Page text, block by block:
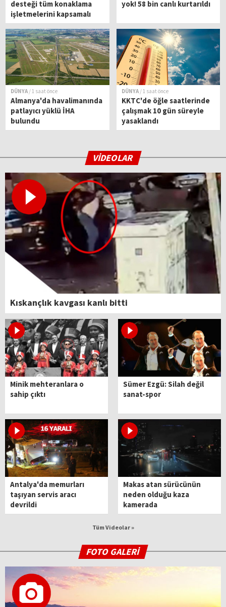
desteği tüm konaklama
işletmelerini kapsamalı
yok! 58 bin canlı kurtarıldı
DÜNYA / 1 saat önce
Almanya'da havalimanında
patlayıcı yüklü İHA
bulundu
DÜNYA / 1 saat önce
KKTC'de öğle saatlerinde
çalışmak 10 gün süreyle
yasaklandı
VİDEOLAR
Kıskançlık kavgası kanlı bitti
Minik mehteranlara o
sahip çıktı
Sümer Ezgü: Silah değil
sanat-spor
Antalya'da memurları
taşıyan servis aracı
devrildi
Makas atan sürücünün
neden olduğu kaza
kamerada
Tüm Videolar »
FOTO GALERİ